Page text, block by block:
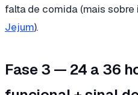
falta de comida (mais sobre
Jejum).
Fase 3 — 24 a 36